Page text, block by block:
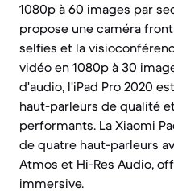
1080p à 60 images par
propose une caméra
selfies et la
vidéo en 1080p à 30
d'audio, l'iPad Pro 2020
haut-parleurs de qualité
performants. La Xiaomi
de quatre haut-parleurs
Atmos et Hi-Res Audio,
immersive.